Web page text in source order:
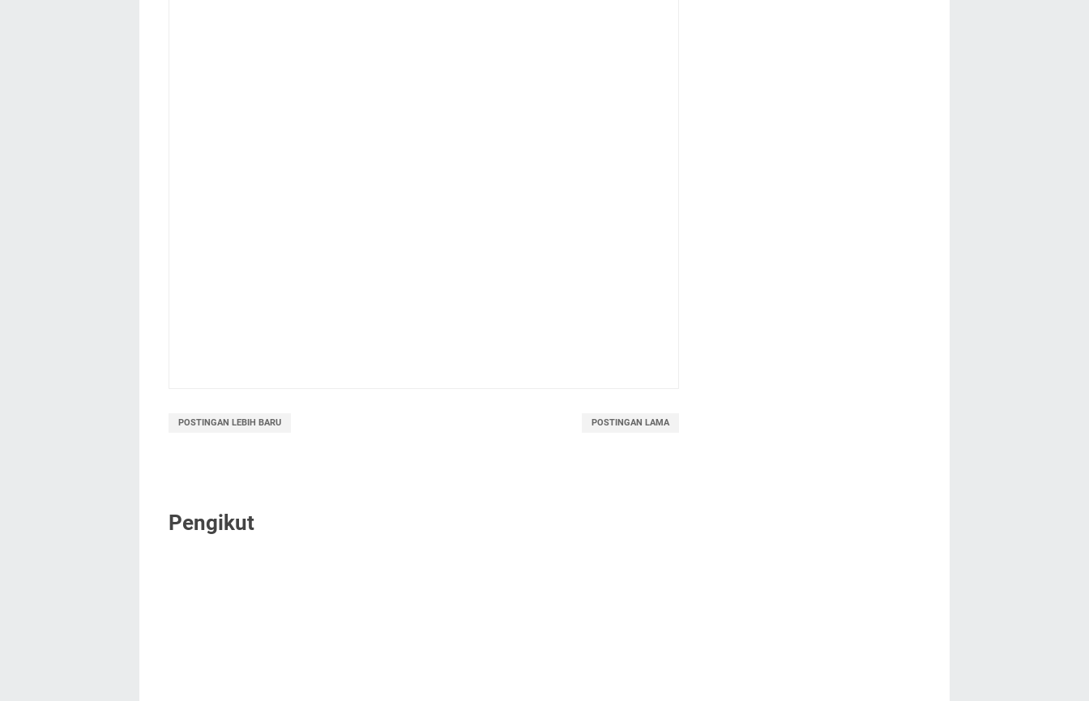
POSTINGAN LEBIH BARU POSTINGAN LAMA
Pengikut